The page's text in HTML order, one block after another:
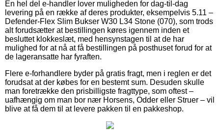
En hel del e-handler lover muligheden for dag-til-dag
levering på en række af deres produkter, eksempelvis 5.11 –
Defender-Flex Slim Bukser W30 L34 Stone (070), som trods
alt forudsætter at bestillingen køres igennem inden et
besluttet klokkeslæt, med hensynstagen til at de har
mulighed for at nå at få bestillingen på posthuset forud for at
de lageransatte har fyraften.
Flere e-forhandlere byder på gratis fragt, men i reglen er det
forudsat at der købes for en bestemt sum. Desuden skulle
man foretrække den prisbilligste fragttype, som oftest –
uafhængig om man bor nær Horsens, Odder eller Struer – vil
blive at få dem til at levere pakken til en pakkeshop.